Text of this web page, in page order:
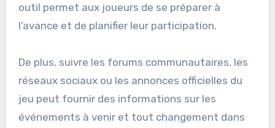
outil permet aux joueurs de se préparer à
l’avance et de planifier leur participation.
De plus, suivre les forums communautaires, les
réseaux sociaux ou les annonces officielles du
jeu peut fournir des informations sur les
événements à venir et tout changement dans